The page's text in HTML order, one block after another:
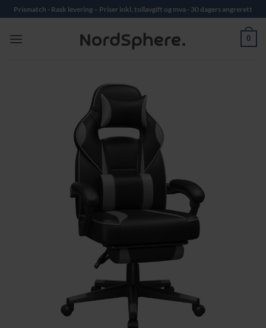
Skip
to
content
Prismatch - Rask levering – Priser inkl. tollavgift og mva - 30 dagers angrerett
0